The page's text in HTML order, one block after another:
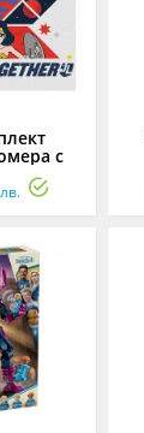
с
платно
лв.